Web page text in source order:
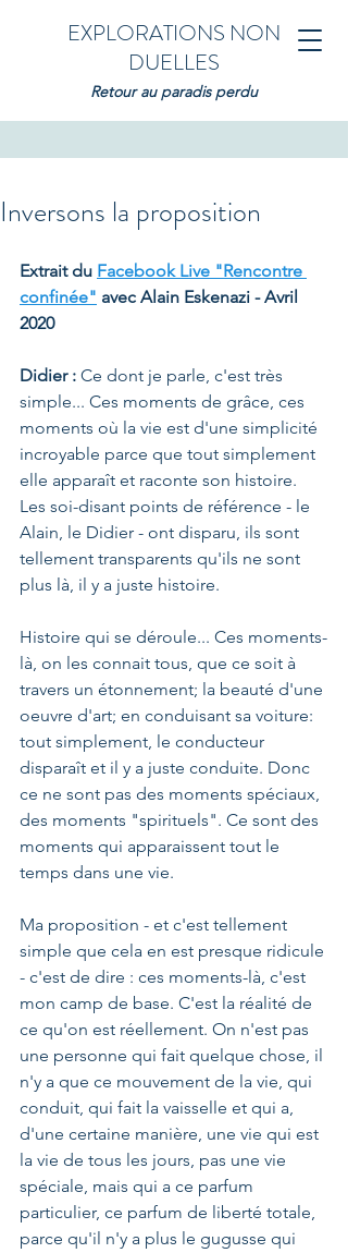
EXPLORATIONS NON
DUELLES
Retour au paradis perdu
Inversons la proposition
Extrait du Facebook Live "Rencontre
confinée" avec Alain Eskenazi - Avril
2020
Didier : Ce dont je parle, c'est très
simple... Ces moments de grâce, ces
moments où la vie est d'une simplicité
incroyable parce que tout simplement
elle apparaît et raconte son histoire.
Les soi-disant points de référence - le
Alain, le Didier - ont disparu, ils sont
tellement transparents qu'ils ne sont
plus là, il y a juste histoire.
Histoire qui se déroule... Ces moments-
là, on les connait tous, que ce soit à
travers un étonnement; la beauté d'une
oeuvre d'art; en conduisant sa voiture:
tout simplement, le conducteur
disparaît et il y a juste conduite. Donc
ce ne sont pas des moments spéciaux,
des moments "spirituels". Ce sont des
moments qui apparaissent tout le
temps dans une vie.
Ma proposition - et c'est tellement
simple que cela en est presque ridicule
- c'est de dire : ces moments-là, c'est
mon camp de base. C'est la réalité de
ce qu'on est réellement. On n'est pas
une personne qui fait quelque chose, il
n'y a que ce mouvement de la vie, qui
conduit, qui fait la vaisselle et qui a,
d'une certaine manière, une vie qui est
la vie de tous les jours, pas une vie
spéciale, mais qui a ce parfum
particulier, ce parfum de liberté totale,
parce qu'il n'y a plus le gugusse qui